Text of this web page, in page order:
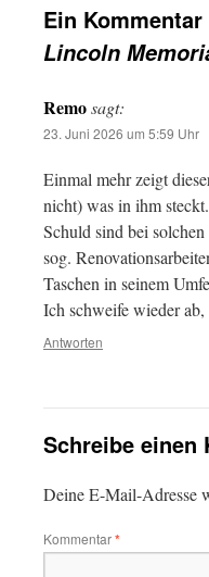
Ein Kommentar
Lincoln
Remosagt:
23. Juni 2026 um 5:59 Uhr
Einmal mehr zeigt
nicht) was in ihm
Schuld sind bei
sog.
Taschen in seinem
Ich schweife wieder ab,
Antworten
Schreibe einen
Deine E-Mail-Adresse
Kommentar*